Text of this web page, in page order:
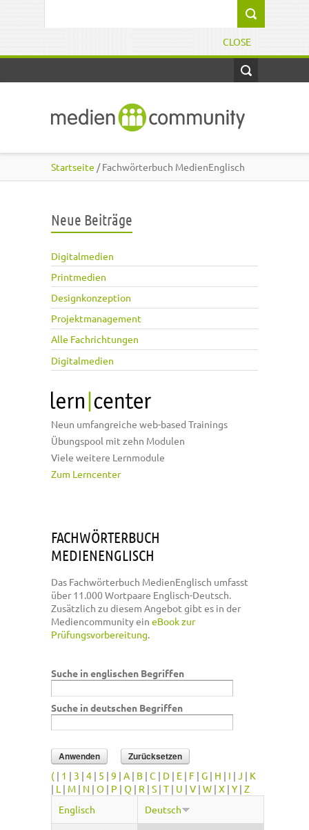
CLOSE
Startseite / Fachwörterbuch MedienEnglisch
Neue Beiträge
Digitalmedien
Printmedien
Designkonzeption
Projektmanagement
Alle Fachrichtungen
Digitalmedien
Neun umfangreiche web-based Trainings
Übungspool mit zehn Modulen
Viele weitere Lernmodule
Zum Lerncenter
FACHWÖRTERBUCH
MEDIENENGLISCH
Das Fachwörterbuch MedienEnglisch umfasst
über 11.000 Wortpaare Englisch-Deutsch.
Zusätzlich zu diesem Angebot gibt es in der
Mediencommunity ein eBook zur
Prüfungsvorbereitung.
Suche in englischen Begriffen
Suche in deutschen Begriffen
( | 1 | 3 | 4 | 5 | 9 | A | B | C | D | E | F | G | H | I | J | K
| L | M | N | O | P | Q | R | S | T | U | V | W | X | Y | Z
Englisch
Deutsch